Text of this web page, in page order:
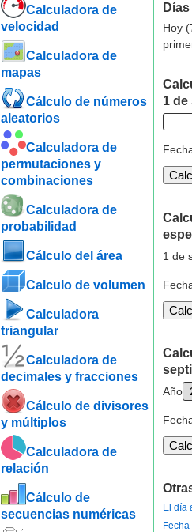
Calculadora de
velocidad
Calculadora de
mapas
Cálculo de números
aleatorios
Calculadora de
permutaciones y
combinaciones
Calculadora de
probabilidad
Cálculo del área
Calculo de volumen
Calculadora
triangular
Calculadora de
decimales y fracciones
Cálculo de divisores
y múltiplos
Calculadora de
relación
Cálculo de
secuencias numéricas
Hoy
1 de
1 de
Año
El día